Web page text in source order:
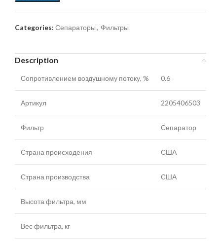
Categories: Сепараторы, Фильтры
Description
Сопротивлением воздушному потоку, % 0.6
Артикул 2205406503
Фильтр Сепаратор
Страна происходения США
Страна производства США
Высота фильтра, мм
Вес фильтра, кг